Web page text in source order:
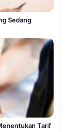
Sedang
Tarif